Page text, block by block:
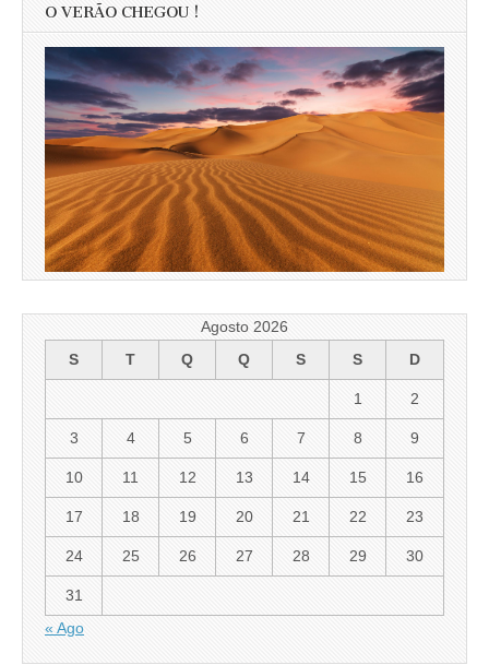
O VERÃO CHEGOU !
Agosto 2026
S
T Q Q S S D
1 2
3 4 5 6 7 8 9
10 11 12 13 14 15 16
17 18 19 20 21 22 23
24 25 26 27 28 29 30
31
« Ago